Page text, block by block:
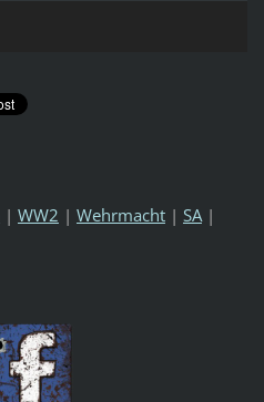
| WW2 | Wehrmacht | SA |